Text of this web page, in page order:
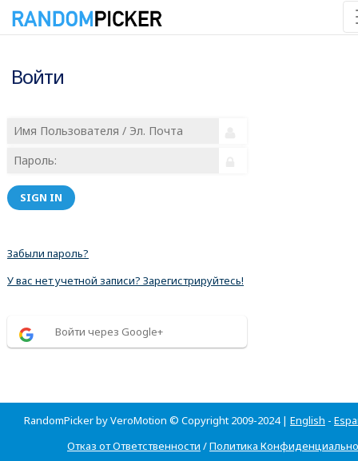
Войти
SIGN IN
Забыли пароль?
У вас нет учетной записи? Зарегистрируйтесь!
Войти через Google+
RandomPicker by VeroMotion © Copyright 2009-2024 | English -
Отказ от Ответственности /Политика